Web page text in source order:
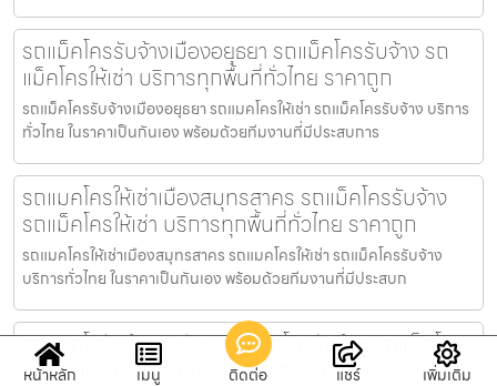
รถแม็คโครรับจ้างเมืองอยุธยา รถแม็คโครรับจ้าง รถ
แม็คโครให้เช่า บริการทุกพื้นที่ทั่วไทย ราคาถูก
รถแม็คโครรับจ้างเมืองอยุธยา รถแมคโครให้เช่า รถแม็คโครรับจ้าง บริการ
ทั่วไทย ในราคาเป็นกันเอง พร้อมด้วยทีมงานที่มีประสบการ
รถแมคโครให้เช่าเมืองสมุทรสาคร รถแม็คโครรับจ้าง
รถแม็คโครให้เช่า บริการทุกพื้นที่ทั่วไทย ราคาถูก
รถแมคโครให้เช่าเมืองสมุทรสาคร รถแมคโครให้เช่า รถแม็คโครรับจ้าง
บริการทั่วไทย ในราคาเป็นกันเอง พร้อมด้วยทีมงานที่มีประสบก
รถแบคโฮรับจ้างจตุจักร รถแม็คโครรับจ้าง รถแม็คโคร
ให้เช่า บริการทุกพื้นที่ทั่วไทย ราคาถูก
หน้าหลัก เมนู ติดต่อ แชร์ เพิ่มเติม